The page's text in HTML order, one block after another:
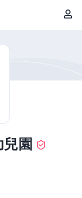
園